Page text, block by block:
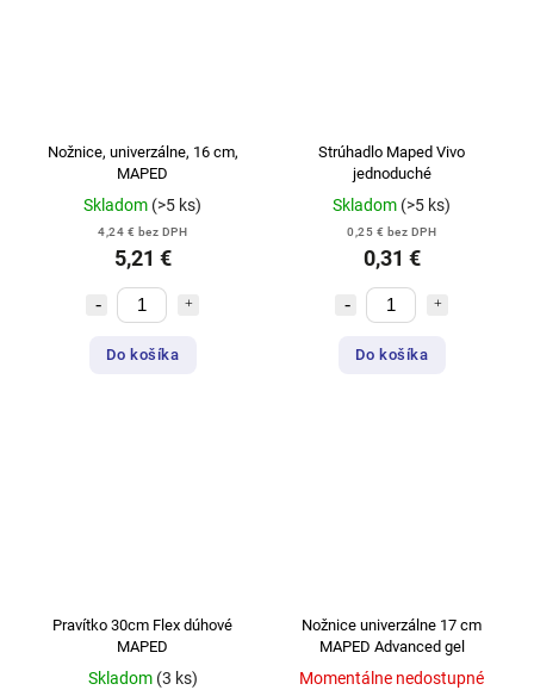
Nožnice, univerzálne, 16 cm,
MAPED
Skladom (>5 ks)
4,24 € bez DPH
5,21 €
Do košíka
Strúhadlo Maped Vivo
jednoduché
Skladom (>5 ks)
0,25 € bez DPH
0,31 €
Do košíka
Pravítko 30cm Flex dúhové
MAPED
Skladom (3 ks)
Nožnice univerzálne 17 cm
MAPED Advanced gel
Momentálne nedostupné